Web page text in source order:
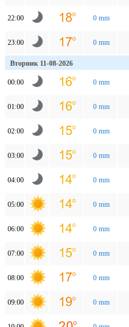
22:00 0 mm
23:00 0 mm
Вторник 11-08-2026
00:00 0 mm
01:00 0 mm
02:00 0 mm
03:00 0 mm
04:00 0 mm
05:00 0 mm
06:00 0 mm
07:00 0 mm
08:00 0 mm
09:00 0 mm